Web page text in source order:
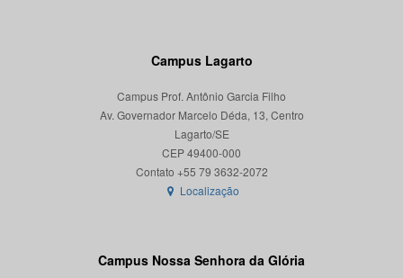
Campus Lagarto
Campus Prof. Antônio Garcia Filho
Av. Governador Marcelo Déda, 13, Centro
Lagarto/SE
CEP 49400-000
Localização
Campus Nossa Senhora da Glória